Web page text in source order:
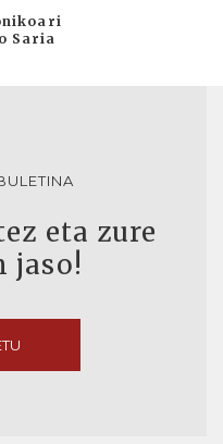
Saria
eta zure
jaso!